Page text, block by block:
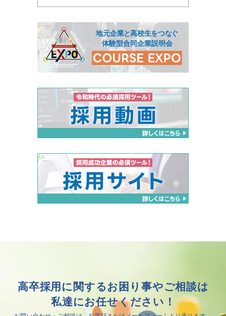
高卒採用に関するお困り事やご相談は
私達にお任せください！